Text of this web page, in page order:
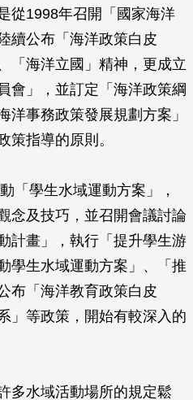
從1998年召開「國家海洋
續公布「海洋政策白皮
「海洋立國」精神，更成立
會」，並訂定「海洋政策綱
洋事務政策發展規劃方案」
策指導的原則。
「學生水域運動方案」，
念及技巧，並召開會議討論
計畫」，執行「提升學生游
學生水域運動方案」、「推
布「海洋教育政策白皮
」等政策，開始有較深入的
多水域活動場所的規定鬆